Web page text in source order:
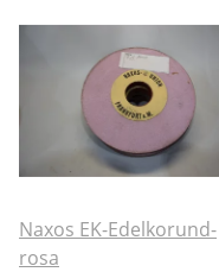
Naxos EK-Edelkorund-
rosa